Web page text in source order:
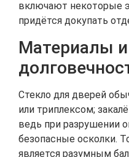
включают некоторые
придётся докупать
Материалы
Стекло для дверей
или триплексом;
ведь при разрушении
безопасные осколки.
является разумным